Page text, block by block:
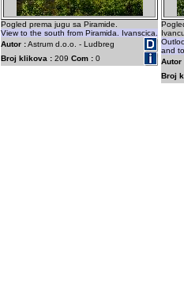
Pogled prema jugu sa Piramide.
View to the south from Piramida. Ivanscica.
Autor :Astrum d.o.o. - Ludbreg
Broj klikova : 209 Com : 0
and
Autor
Broj